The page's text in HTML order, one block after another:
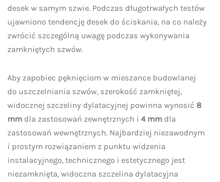
desek w samym szwie. Podczas długotrwałych testów
ujawniono tendencję desek do ściskania, na co należy
zwrócić szczególną uwagę podczas wykonywania
zamkniętych szwów.
Aby zapobiec pęknięciom w mieszance budowlanej
do uszczelniania szwów, szerokość zamkniętej,
widocznej szczeliny dylatacyjnej powinna wynosić 8
mm dla zastosowań zewnętrznych i 4 mm dla
zastosowań wewnętrznych. Najbardziej niezawodnym
i prostym rozwiązaniem z punktu widzenia
instalacyjnego, technicznego i estetycznego jest
niezamknięta, widoczna szczelina dylatacyjna